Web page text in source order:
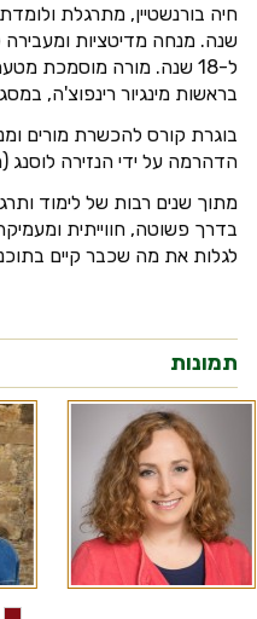
שנה. מנחה מדיטציות ומעבירה
ל-18 שנה. מורה מוסמכת מטעם ארגון
בראשות מינגיור רינפוצ'ה,
בוגרת קורס להכשרת מורים
הדהרמה על ידי הנזירה לוסנג
מתוך שנים רבות של לימוד
בדרך פשוטה, חווייתית
לגלות את מה שכבר קיים
תמונות